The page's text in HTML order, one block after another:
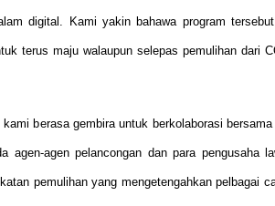
digital. Kami yakin bahawa program
terus maju walaupun selepas pemulihan dari
berasa gembira untuk berkolaborasi
agen-agen pelancongan dan para pengusaha
pemulihan yang mengetengahkan pelbagai